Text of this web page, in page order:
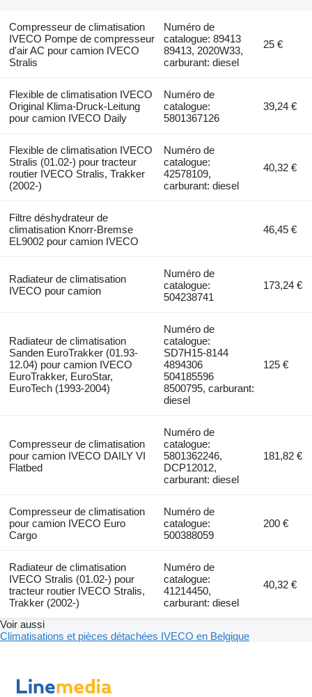
Compresseur de climatisation
IVECO Pompe de compresseur
d'air AC pour camion IVECO
Stralis
Numéro de
catalogue: 89413
89413, 2020W33,
carburant: diesel
25 €
Flexible de climatisation IVECO
Original Klima-Druck-Leitung
pour camion IVECO Daily
Numéro de
catalogue:
5801367126
39,24 €
Flexible de climatisation IVECO
Stralis (01.02-) pour tracteur
routier IVECO Stralis, Trakker
(2002-)
Numéro de
catalogue:
42578109,
carburant: diesel
40,32 €
Filtre déshydrateur de
climatisation Knorr-Bremse
EL9002 pour camion IVECO
46,45 €
Radiateur de climatisation
IVECO pour camion
Numéro de
catalogue:
504238741
173,24 €
Radiateur de climatisation
Sanden EuroTrakker (01.93-
12.04) pour camion IVECO
EuroTrakker, EuroStar,
EuroTech (1993-2004)
Numéro de
catalogue:
SD7H15-8144
4894306
504185596
8500795, carburant:
diesel
125 €
Compresseur de climatisation
pour camion IVECO DAILY VI
Flatbed
Numéro de
catalogue:
5801362246,
DCP12012,
carburant: diesel
181,82 €
Compresseur de climatisation
pour camion IVECO Euro
Cargo
Numéro de
catalogue:
500388059
200 €
Radiateur de climatisation
IVECO Stralis (01.02-) pour
tracteur routier IVECO Stralis,
Trakker (2002-)
Numéro de
catalogue:
41214450,
carburant: diesel
40,32 €
Voir aussi
Climatisations et pièces détachées IVECO en Belgique